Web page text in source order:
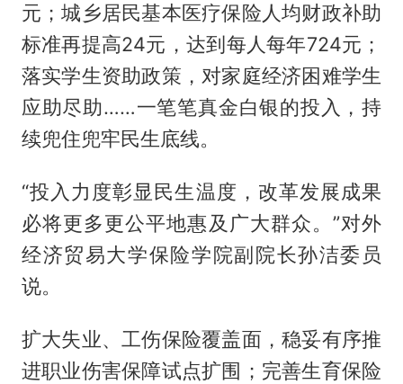
元；城乡居民基本医疗保险人均财政补助
标准再提高24元，达到每人每年724元；
落实学生资助政策，对家庭经济困难学生
应助尽助……一笔笔真金白银的投入，持
续兜住兜牢民生底线。
“投入力度彰显民生温度，改革发展成果
必将更多更公平地惠及广大群众。”对外
经济贸易大学保险学院副院长孙洁委员
说。
扩大失业、工伤保险覆盖面，稳妥有序推
进职业伤害保障试点扩围；完善生育保险